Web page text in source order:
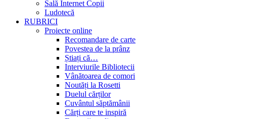
Sală Internet Copii
Ludotecă
RUBRICI
Proiecte online
Recomandare de carte
Povestea de la prânz
Știați că…
Interviurile Bibliotecii
Vânătoarea de comori
Noutăți la Rosetti
Duelul cărților
Cuvântul săptămânii
Cărți care te inspiră